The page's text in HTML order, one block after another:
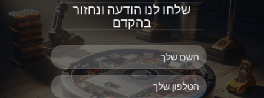
שלחו לנו הודעה ונחזור
בהקדם